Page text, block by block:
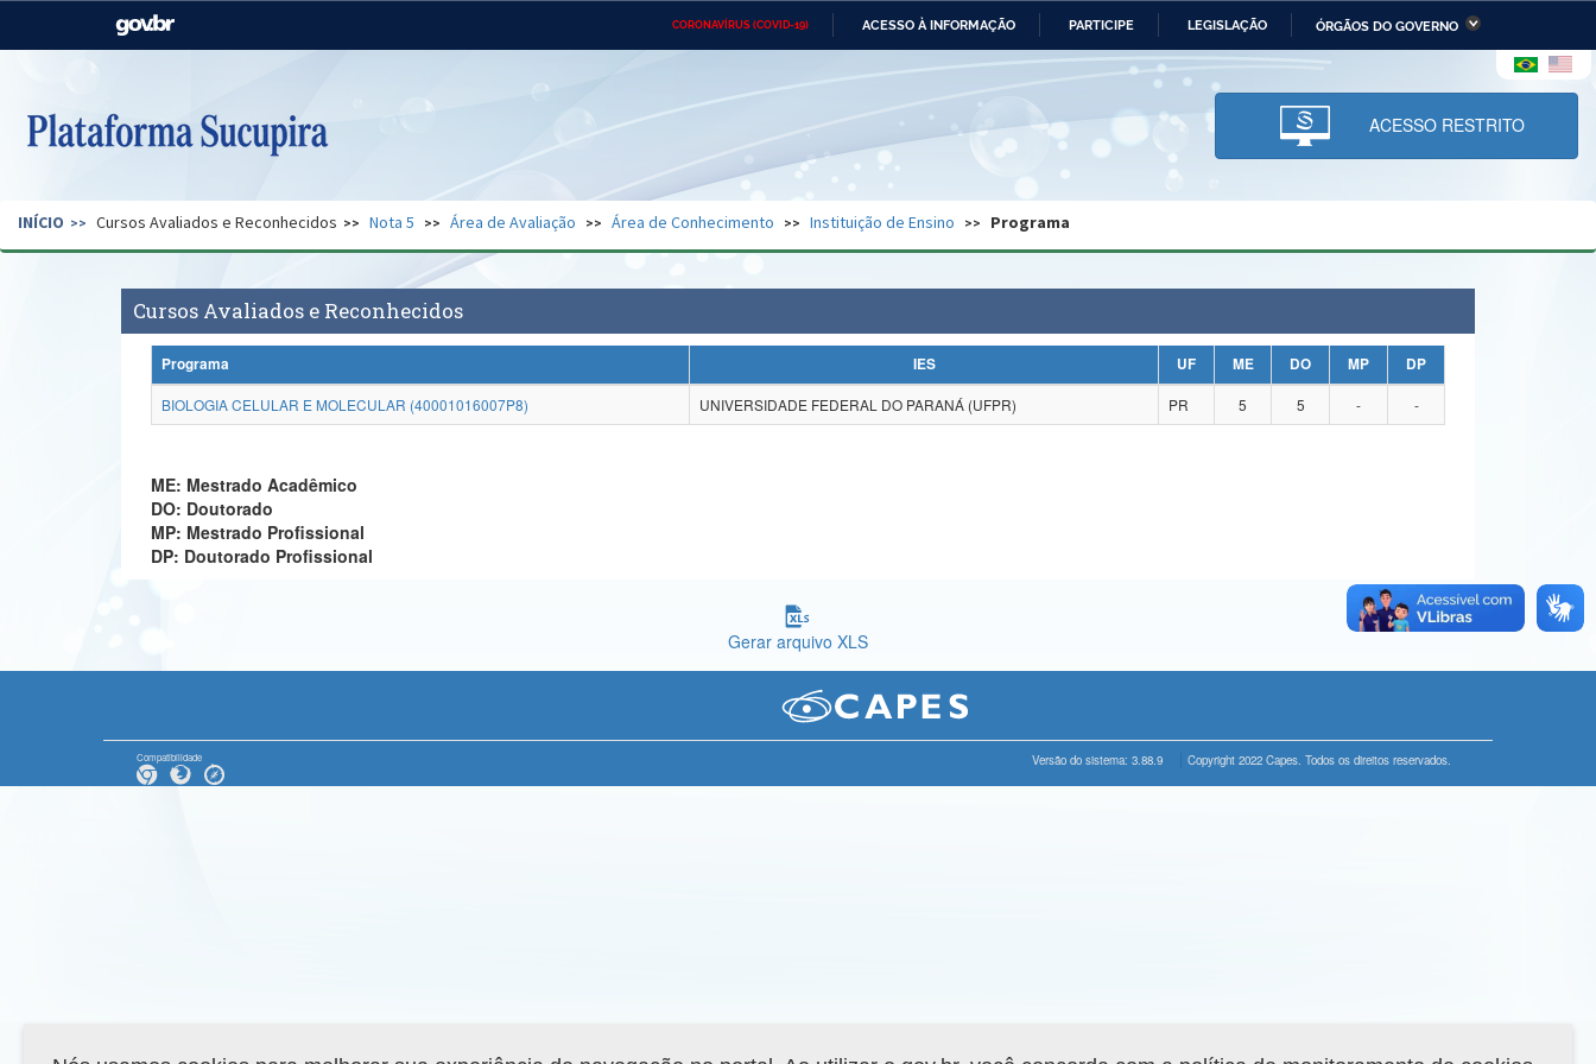
CORONAVÍRUS (COVID-19) ACESSO À INFORMAÇÃO PARTICIPE LEGISLAÇÃO ÓRGÃOS DO GOVERNO
Casa Civil Ministério das Relações Ministério da Economia Ministério da Infraestrutura
Pecuária e Abastecimento
Ministério da Ciência,
Tecnologia, Inovações e
Comunicações
Ministério do Desenvolvimento
Regional e dos Direitos Humanos
Secretaria de Governo Gabinete de Segurança Advocacia-Geral da União Banco Central do Brasil Planalto
ACESSO RESTRITO
INÍCIO Cursos Avaliados e Reconhecidos Nota 5 Área de Avaliação Área de Conhecimento Instituição de Ensino Programa
Cursos Avaliados e Reconhecidos
Programa IES UF ME DO MP
DP
BIOLOGIA CELULAR E MOLECULAR (40001016007P8)
UNIVERSIDADE FEDERAL DO PARANÁ (UFPR) PR 5 5 - -
ME: Mestrado Acadêmico
DO: Doutorado
MP: Mestrado Profissional
DP: Doutorado Profissional
Gerar arquivo XLS
Compatibilidade Versão do sistema: 3.88.9 Copyright 2022 Capes. Todos os direitos reservados.